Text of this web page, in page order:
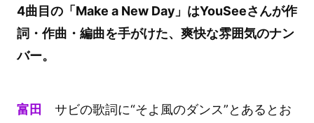
4曲目の「Make a New Day」はYouSeeさんが作
詞・作曲・編曲を手がけた、爽快な雰囲気のナン
バー。
富田 サビの歌詞に“そよ風のダンス”とあるとお